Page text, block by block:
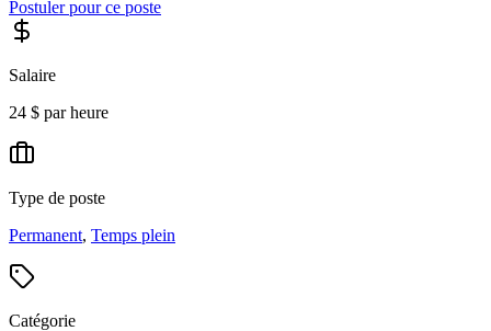
Postuler pour ce poste
Salaire
24 $ par heure
Type de poste
Permanent, Temps plein
Catégorie